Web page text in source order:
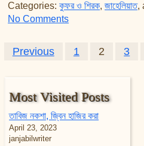
Categories: কুফর ও শিরক,জাহেলিয়াত,
No Commentson অসুস্থ বিধর্মীদের
Posts pagination
Previous 1 2 3
Most Visited Posts
তাবিজ নকশা, জ্বিন হাজির করা
April 23, 2023
janjabilwriter